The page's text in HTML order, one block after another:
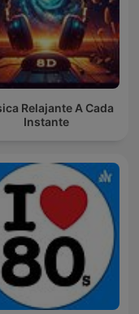
Relajante A Cada
Instante